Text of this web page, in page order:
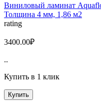
Виниловый ламинат
Толщина 4 мм, 1,86 м2
rating
3400.00₽
..
Купить в 1 клик
Купить